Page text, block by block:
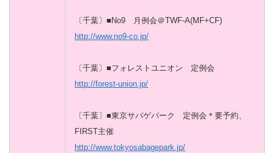
〔千葉〕■No9 月例会＠TWF-A(MF+CF)
http://www.no9-co.jp/
〔千葉〕■フォレストユニオン 定例会
http://forest-union.jp/
〔千葉〕■東京サバゲパーク 定例会＊要予約、
FIRST主催
http://www.tokyosabagepark.jp/